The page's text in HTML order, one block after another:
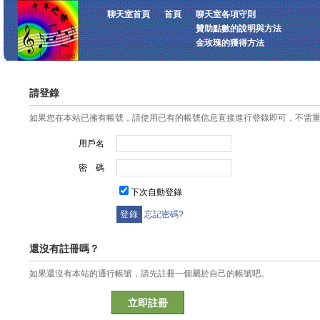
聊天室首頁 首頁
聊天室各項守則
贊助點數的說明與方法
金玫瑰的獲得方法
請登錄
如果您在本站已擁有帳號，請使用已有的帳號信息直接進行登錄即可，不需
用戶名
密 碼
下次自動登錄
忘記密碼?
還沒有註冊嗎？
如果還沒有本站的通行帳號，請先註冊一個屬於自己的帳號吧。
立即註冊